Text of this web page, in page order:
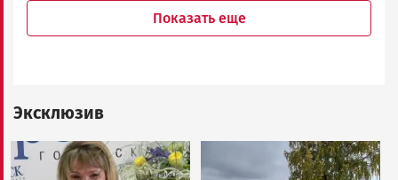
Показать еще
Эксклюзив
Image